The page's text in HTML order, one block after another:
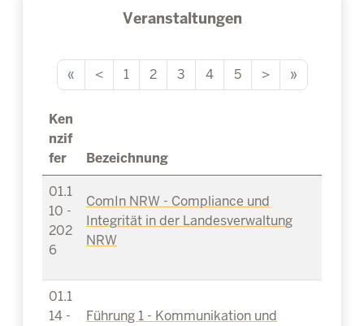
Veranstaltungen
« < 1 2 3 4 5 > »
Ken
nzif
fer
Bezeichnung
01.1
10 -
202
6
ComIn NRW - Compliance und
Integrität in der Landesverwaltung
NRW
01.1
14 -
Führung 1 - Kommunikation und